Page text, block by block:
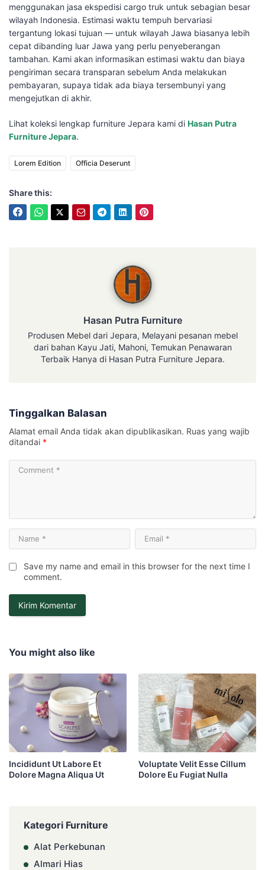
menggunakan jasa ekspedisi cargo truk untuk sebagian besar
wilayah Indonesia. Estimasi waktu tempuh bervariasi
tergantung lokasi tujuan — untuk wilayah Jawa biasanya lebih
cepat dibanding luar Jawa yang perlu penyeberangan
tambahan. Kami akan informasikan estimasi waktu dan biaya
pengiriman secara transparan sebelum Anda melakukan
pembayaran, supaya tidak ada biaya tersembunyi yang
mengejutkan di akhir.
Lihat koleksi lengkap furniture Jepara kami di Hasan Putra
Furniture Jepara.
Lorem Edition Officia Deserunt
Share this:
Hasan Putra Furniture
Produsen Mebel dari Jepara, Melayani pesanan mebel
dari bahan Kayu Jati, Mahoni, Temukan Penawaran
Terbaik Hanya di Hasan Putra Furniture Jepara.
Tinggalkan Balasan
Alamat email Anda tidak akan dipublikasikan. Ruas yang wajib
ditandai *
Save my name and email in this browser for the next time I
comment.
You might also like
Incididunt Ut Labore Et
Dolore Magna Aliqua Ut
Voluptate Velit Esse Cillum
Dolore Eu Fugiat Nulla
Kategori Furniture
Alat Perkebunan
Almari Hias